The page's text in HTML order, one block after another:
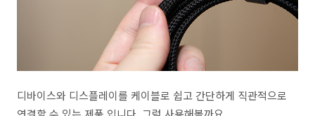
디바이스와 디스플레이를 케이블로 쉽고 간단하게 직관적으로